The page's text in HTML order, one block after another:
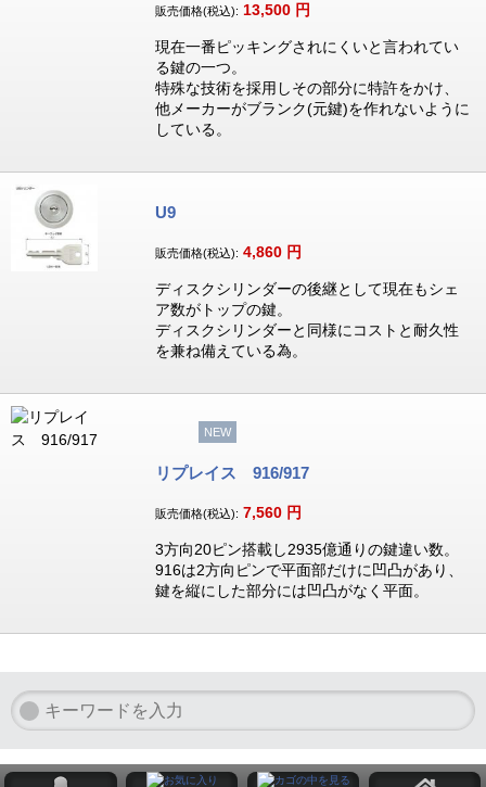
販売価格(税込): 13,500 円
現在一番ピッキングされにくいと言われてい
る鍵の一つ。
特殊な技術を採用しその部分に特許をかけ、
他メーカーがブランク(元鍵)を作れないように
している。
U9
販売価格(税込): 4,860 円
ディスクシリンダーの後継として現在もシェ
ア数がトップの鍵。
ディスクシリンダーと同様にコストと耐久性
を兼ね備えている為。
NEW
リプレイス 916/917
販売価格(税込): 7,560 円
3方向20ピン搭載し2935億通りの鍵違い数。
916は2方向ピンで平面部だけに凹凸があり、
鍵を縦にした部分には凹凸がなく平面。